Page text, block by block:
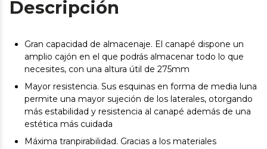
Descripción
Gran capacidad de almacenaje. El canapé dispone un
amplio cajón en el que podrás almacenar todo lo que
necesites, con una altura útil de 275mm
Mayor resistencia. Sus esquinas en forma de media luna
permite una mayor sujeción de los laterales, otorgando
más estabilidad y resistencia al canapé además de una
estética más cuidada
Máxima tranpirabilidad. Gracias a los materiales